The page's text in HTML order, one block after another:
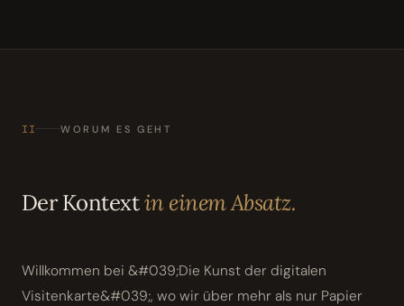
II WORUM ES GEHT
Der Kontextin einem Absatz.
Willkommen bei &#039;Die Kunst der digitalen
Visitenkarte&#039;, wo wir über mehr als nur Papier